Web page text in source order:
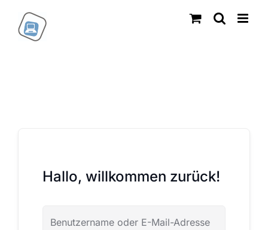
Inhalt
springen
Hallo, willkommen zurück!